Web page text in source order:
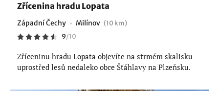
Zřícenina hradu Lopata
Západní Čechy Milínov (10 km)
9/10
Zříceninu hradu Lopata objevíte na strmém skalisku
uprostřed lesů nedaleko obce Šťáhlavy na Plzeňsku.